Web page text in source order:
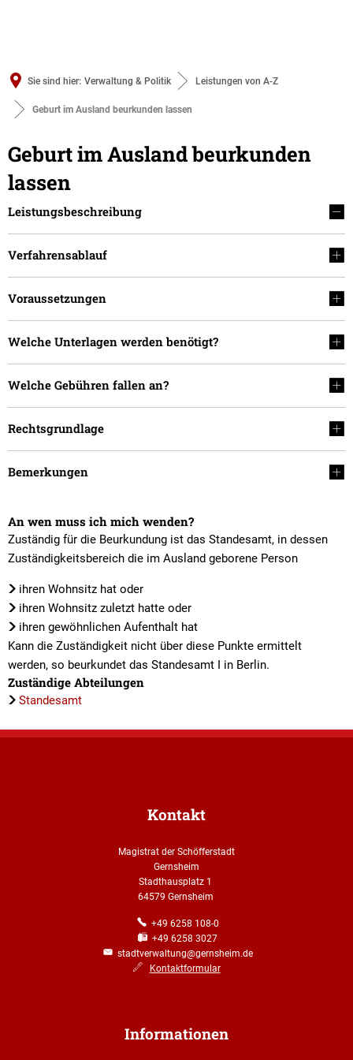
Sie sind hier: Verwaltung & Politik Leistungen von A-Z
Geburt im Ausland beurkunden lassen
Geburt im Ausland beurkunden
lassen
Leistungsbeschreibung
Verfahrensablauf
Voraussetzungen
Welche Unterlagen werden benötigt?
Welche Gebühren fallen an?
Rechtsgrundlage
Bemerkungen
An wen muss ich mich wenden?
Zuständig für die Beurkundung ist das Standesamt, in dessen
Zuständigkeitsbereich die im Ausland geborene Person
ihren Wohnsitz hat oder
ihren Wohnsitz zuletzt hatte oder
ihren gewöhnlichen Aufenthalt hat
Kann die Zuständigkeit nicht über diese Punkte ermittelt
werden, so beurkundet das Standesamt I in Berlin.
Zuständige Abteilungen
Standesamt
Kontakt
Magistrat der Schöfferstadt
Gernsheim
Stadthausplatz 1
64579 Gernsheim
+49 6258 108-0
+49 6258 3027
stadtverwaltung@gernsheim.de
Kontaktformular
Informationen